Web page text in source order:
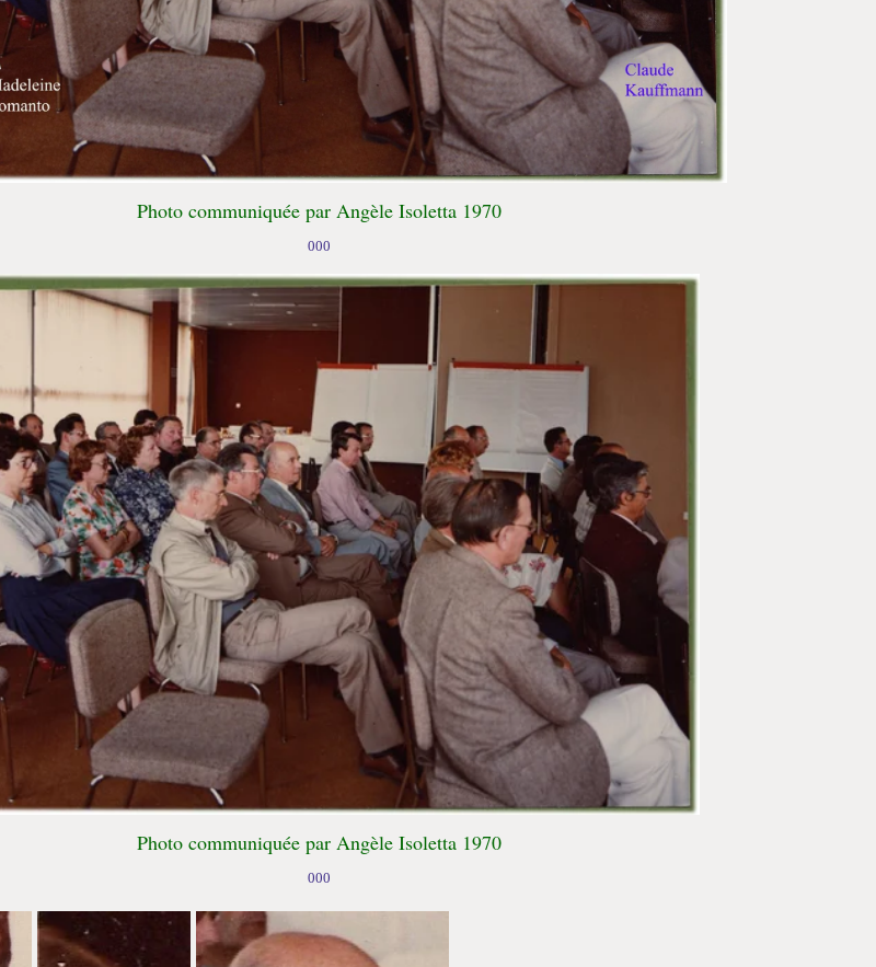
Photo communiquée par Angèle Isoletta 1970
000
Photo communiquée par Angèle Isoletta 1970
000